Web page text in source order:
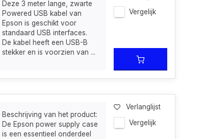
Deze 3 meter lange, zwarte
Powered USB kabel van
Epson is geschikt voor
standaard USB interfaces.
De kabel heeft een USB-B
stekker en is voorzien van ...
Vergelijk
Beschrijving van het product:
De Epson power supply case
is een essentieel onderdeel
Verlanglijst
Vergelijk